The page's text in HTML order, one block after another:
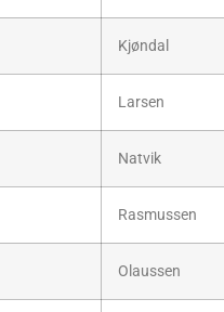
Kjøndal
Larsen
Natvik
Rasmussen
Olaussen